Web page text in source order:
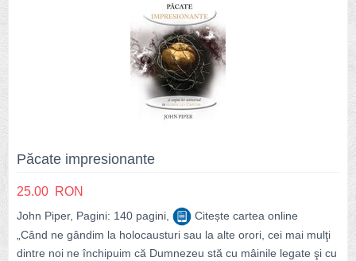
Păcate impresionante
25.00 RON
John Piper, Pagini: 140 pagini,
Citește cartea online
„Când ne gândim la holocausturi sau la alte orori, cei mai mulţi
dintre noi ne închipuim că Dumnezeu stă cu mâinile legate şi cu